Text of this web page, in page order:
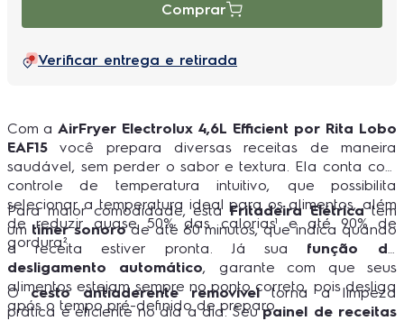
Comprar
Verificar entrega e retirada
Com a AirFryer Electrolux 4,6L Efficient por Rita Lobo
EAF15 você prepara diversas receitas de maneira
saudável, sem perder o sabor e textura. Ela conta com
controle de temperatura intuitivo, que possibilita
selecionar a temperatura ideal para os alimentos, além
de reduzir quase 50% das calorias¹ e até 90% de
gordura².
Para maior comodidade, estaFritadeira Elétricatem
um timer sonorode até 60 minutos, que indica quando
a receita estiver pronta. Já sua função de
desligamento automático, garante com que seus
alimentos estejam sempre no ponto correto, pois desliga
após o tempo pré-definido de preparo.
Ocesto antiaderente removíveltorna a limpeza
prática e eficiente no dia a dia. Seupainel de receitas